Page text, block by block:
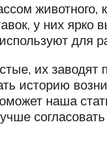
у них
для
их заводят
историю
наша